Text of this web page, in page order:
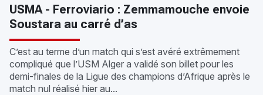
USMA - Ferroviario : Zemmamouche envoie
Soustara au carré d’as
C’est au terme d’un match qui s’est avéré extrêmement
compliqué que l’USM Alger a validé son billet pour les
demi-finales de la Ligue des champions d’Afrique après le
match nul réalisé hier au...